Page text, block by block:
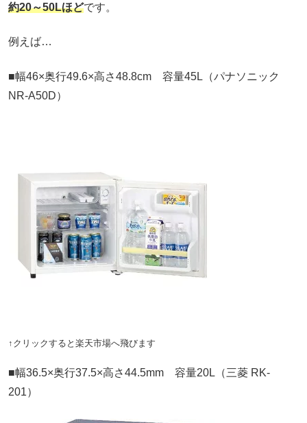
約20～50Lほどです。
例えば…
■幅46×奥行49.6×高さ48.8cm 容量45L（パナソニック
NR-A50D）
↑クリックすると楽天市場へ飛びます
■幅36.5×奥行37.5×高さ44.5mm 容量20L（三菱 RK-
201）